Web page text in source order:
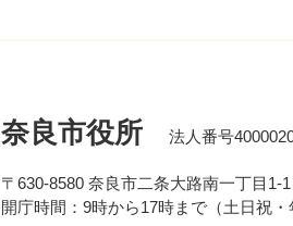
奈良市役所 法人番号
〒630-8580 奈良市二条大路南一丁目1-1
開庁時間：9時から17時まで（土日祝・